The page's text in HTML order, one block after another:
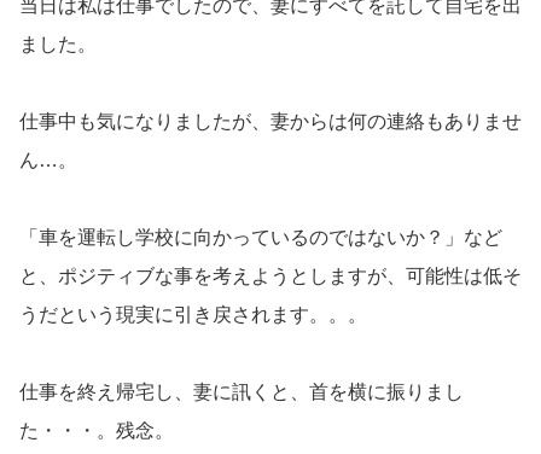
当日は私は仕事でしたので、妻にすべてを託して自宅を出
ました。
仕事中も気になりましたが、妻からは何の連絡もありませ
ん…。
「車を運転し学校に向かっているのではないか？」など
と、ポジティブな事を考えようとしますが、可能性は低そ
うだという現実に引き戻されます。。。
仕事を終え帰宅し、妻に訊くと、首を横に振りまし
た・・・。残念。